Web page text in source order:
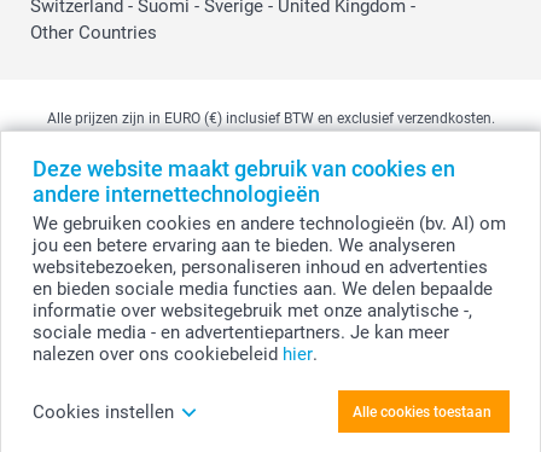
Deze website maakt gebruik van cookies en
andere internettechnologieën
We gebruiken cookies en andere technologieën (bv. AI) om
jou een betere ervaring aan te bieden. We analyseren
websitebezoeken, personaliseren inhoud en advertenties
en bieden sociale media functies aan. We delen bepaalde
informatie over websitegebruik met onze analytische -,
sociale media - en advertentiepartners. Je kan meer
nalezen over ons cookiebeleid hier.
Cookies instellen Alle cookies toestaan
Switzerland - Suomi - Sverige - United Kingdom -
Other Countries
© smartphoto group. Alle rechten voorbehouden
smartphoto group NV.
Kwatrechtsteenweg 160, 9230 Wetteren, België
BTW-nummer BE 0405.706.755
Ondernemingsnummer 0405.706.755.
Bankgegevens: IBAN BE71 2850 2711 5569 - BIC: GEBABEBB
Alle prijzen zijn in EURO (€) inclusief BTW en exclusief verzendkosten.